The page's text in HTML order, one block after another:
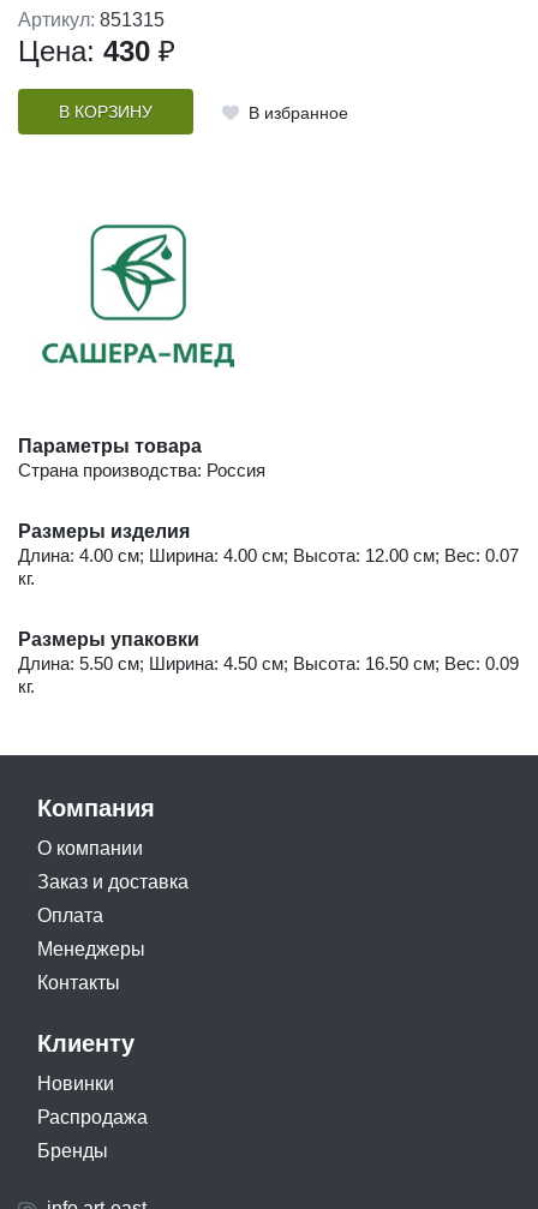
Артикул: 851315
Цена: 430 ₽
В КОРЗИНУ В избранное
Параметры товара
Страна производства: Россия
Размеры изделия
Длина: 4.00 см; Ширина: 4.00 см; Высота: 12.00 см; Вес: 0.07
кг.
Размеры упаковки
Длина: 5.50 см; Ширина: 4.50 см; Высота: 16.50 см; Вес: 0.09
кг.
Компания
О компании
Заказ и доставка
Оплата
Менеджеры
Контакты
Клиенту
Новинки
Распродажа
Бренды